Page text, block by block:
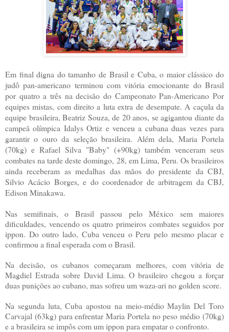
Em final digna do tamanho de Brasil e Cuba, o maior clássico do
judô pan-americano terminou com vitória emocionante do Brasil
por quatro a três na decisão do Campeonato Pan-Americano Por
equipes mistas, com direito a luta extra de desempate. A caçula da
equipe brasileira, Beatriz Souza, de 20 anos, se agigantou diante da
campeã olímpica Idalys Ortiz e venceu a cubana duas vezes para
garantir o ouro da seleção brasileira. Além dela, Maria Portela
(70kg) e Rafael Silva "Baby" (+90kg) também venceram seus
combates na tarde deste domingo, 28, em Lima, Peru. Os brasileiros
ainda receberam as medalhas das mãos do presidente da CBJ,
Silvio Acácio Borges, e do coordenador de arbitragem da CBJ,
Edison Minakawa.
Nas semifinais, o Brasil passou pelo México sem maiores
dificuldades, vencendo os quatro primeiros combates seguidos por
ippon. Do outro lado, Cuba venceu o Peru pelo mesmo placar e
confirmou a final esperada com o Brasil.
Na decisão, os cubanos começaram melhores, com vitória de
Magdiel Estrada sobre David Lima. O brasileiro chegou a forçar
duas punições ao cubano, mas sofreu um waza-ari no golden score.
Na segunda luta, Cuba apostou na meio-médio Maylin Del Toro
Carvajal (63kg) para enfrentar Maria Portela no peso médio (70kg)
e a brasileira se impôs com um ippon para empatar o confronto.